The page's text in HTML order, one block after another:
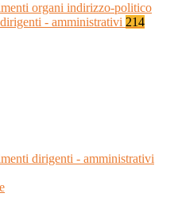
organi indirizzo-politico
- amministrativi 214
dirigenti - amministrativi